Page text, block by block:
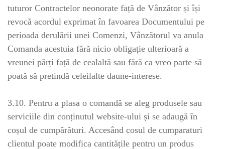
tuturor Contractelor neonorate față de Vânzător și își
revocă acordul exprimat în favoarea Documentului pe
perioada derulării unei Comenzi, Vânzătorul va anula
Comanda acestuia fără nicio obligație ulterioară a
vreunei părți față de cealaltă sau fără ca vreo parte să
poată să pretindă celeilalte daune-interese.
3.10. Pentru a plasa o comandă se aleg produsele sau
serviciile din conținutul website-ului și se adaugă în
coșul de cumpărături. Accesând cosul de cumparaturi
clientul poate modifica cantitățile pentru un produs